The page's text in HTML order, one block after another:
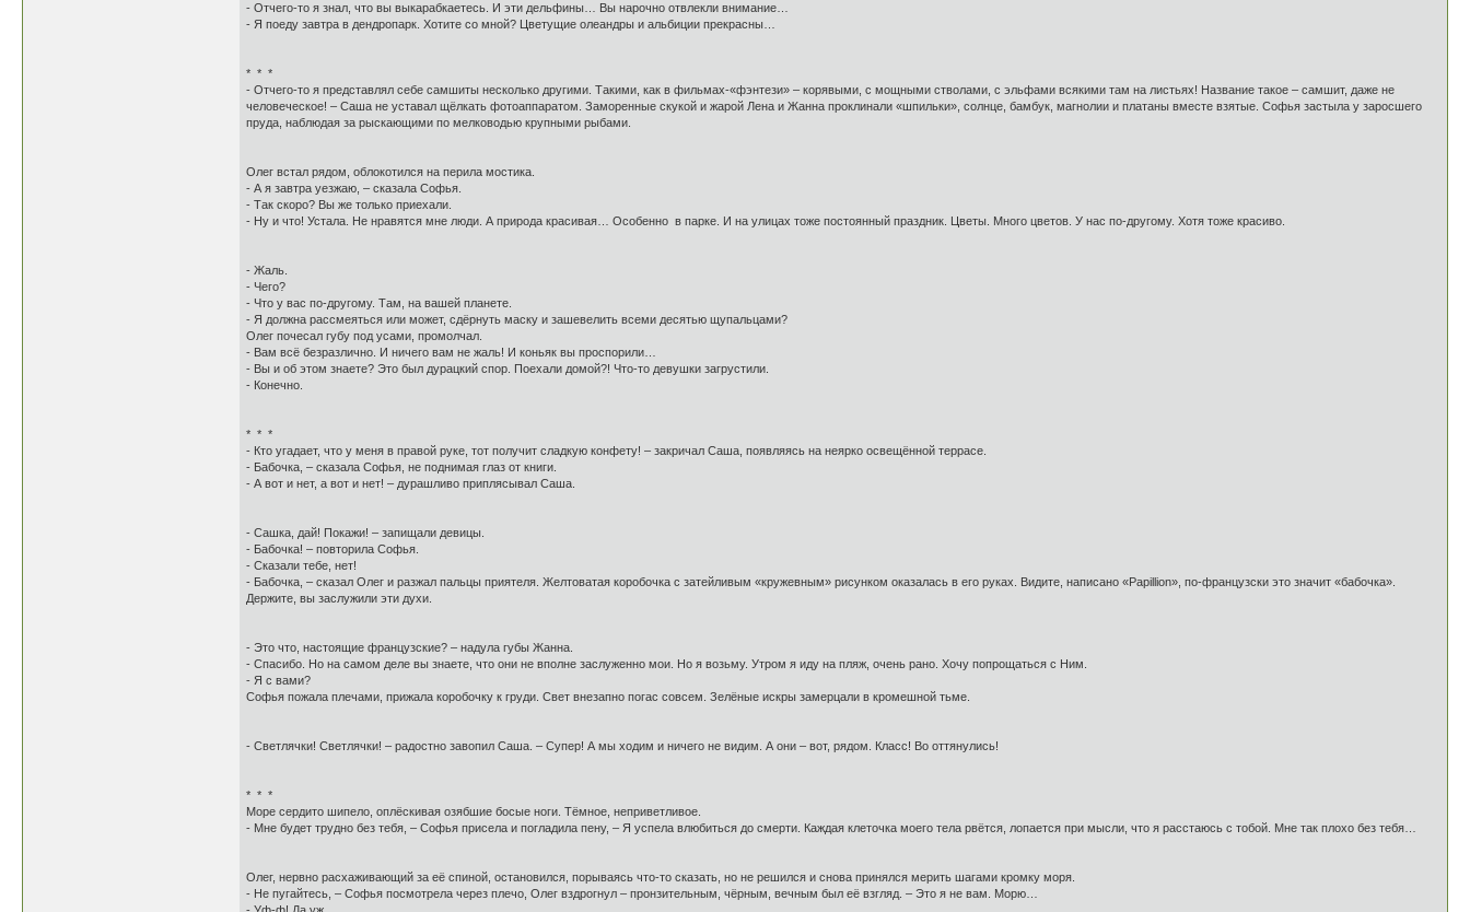
- Отчего-то я знал, что вы выкарабкаетесь. И эти дельфины… Вы нарочно отвлекли внимание…
- Я поеду завтра в дендропарк. Хотите со мной? Цветущие олеандры и альбиции прекрасны…
* * *
- Отчего-то я представлял себе самшиты несколько другими. Такими, как в фильмах-«фэнтези» – корявыми, с мощными стволами, с эльфами всякими там на листьях! Название такое – самшит, даже не
человеческое! – Саша не уставал щёлкать фотоаппаратом. Заморенные скукой и жарой Лена и Жанна проклинали «шпильки», солнце, бамбук, магнолии и платаны вместе взятые. Софья застыла у заросшего
пруда, наблюдая за рыскающими по мелководью крупными рыбами.
Олег встал рядом, облокотился на перила мостика.
- А я завтра уезжаю, – сказала Софья.
- Так скоро? Вы же только приехали.
- Ну и что! Устала. Не нравятся мне люди. А природа красивая… Особенно в парке. И на улицах тоже постоянный праздник. Цветы. Много цветов. У нас по-другому. Хотя тоже красиво.
- Жаль.
- Чего?
- Что у вас по-другому. Там, на вашей планете.
- Я должна рассмеяться или может, сдёрнуть маску и зашевелить всеми десятью щупальцами?
Олег почесал губу под усами, промолчал.
- Вам всё безразлично. И ничего вам не жаль! И коньяк вы проспорили…
- Вы и об этом знаете? Это был дурацкий спор. Поехали домой?! Что-то девушки загрустили.
- Конечно.
* * *
- Кто угадает, что у меня в правой руке, тот получит сладкую конфету! – закричал Саша, появляясь на неярко освещённой террасе.
- Бабочка, – сказала Софья, не поднимая глаз от книги.
- А вот и нет, а вот и нет! – дурашливо приплясывал Саша.
- Сашка, дай! Покажи! – запищали девицы.
- Бабочка! – повторила Софья.
- Сказали тебе, нет!
- Бабочка, – сказал Олег и разжал пальцы приятеля. Желтоватая коробочка с затейливым «кружевным» рисунком оказалась в его руках. Видите, написано «Papillion», по-французски это значит «бабочка».
Держите, вы заслужили эти духи.
- Это что, настоящие французские? – надула губы Жанна.
- Спасибо. Но на самом деле вы знаете, что они не вполне заслуженно мои. Но я возьму. Утром я иду на пляж, очень рано. Хочу попрощаться с Ним.
- Я с вами?
Софья пожала плечами, прижала коробочку к груди. Свет внезапно погас совсем. Зелёные искры замерцали в кромешной тьме.
- Светлячки! Светлячки! – радостно завопил Саша. – Супер! А мы ходим и ничего не видим. А они – вот, рядом. Класс! Во оттянулись!
* * *
Море сердито шипело, оплёскивая озябшие босые ноги. Тёмное, неприветливое.
- Мне будет трудно без тебя, – Софья присела и погладила пену, – Я успела влюбиться до смерти. Каждая клеточка моего тела рвётся, лопается при мысли, что я расстаюсь с тобой. Мне так плохо без тебя…
Олег, нервно расхаживающий за её спиной, остановился, порываясь что-то сказать, но не решился и снова принялся мерить шагами кромку моря.
- Не пугайтесь, – Софья посмотрела через плечо, Олег вздрогнул – пронзительным, чёрным, вечным был её взгляд. – Это я не вам. Морю…